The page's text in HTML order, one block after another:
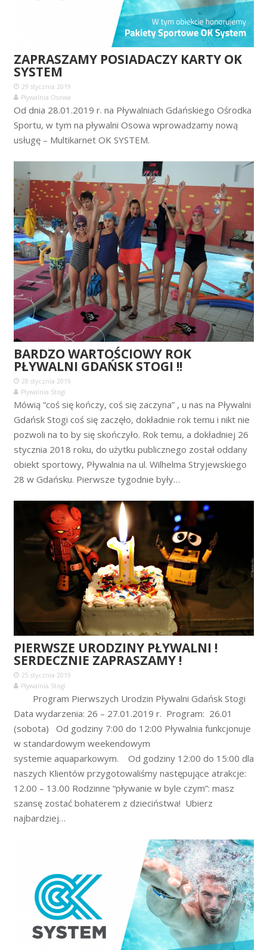
ZAPRASZAMY POSIADACZY KARTY OK
SYSTEM
29 stycznia 2019
Pływalnia Osowa
Od dnia 28.01.2019 r. na Pływalniach Gdańskiego Ośrodka
Sportu, w tym na pływalni Osowa wprowadzamy nową
usługę – Multikarnet OK SYSTEM.
BARDZO WARTOŚCIOWY ROK
PŁYWALNI GDAŃSK STOGI !!
28 stycznia 2019
Pływalnia Stogi
Mówią “coś się kończy, coś się zaczyna” , u nas na Pływalni
Gdańsk Stogi coś się zaczęło, dokładnie rok temu i nikt nie
pozwoli na to by się skończyło. Rok temu, a dokładniej 26
stycznia 2018 roku, do użytku publicznego został oddany
obiekt sportowy, Pływalnia na ul. Wilhelma Stryjewskiego
28 w Gdańsku. Pierwsze tygodnie były…
PIERWSZE URODZINY PŁYWALNI !
SERDECZNIE ZAPRASZAMY !
25 stycznia 2019
Pływalnia Stogi
Program Pierwszych Urodzin Pływalni Gdańsk Stogi
Data wydarzenia: 26 – 27.01.2019 r. Program: 26.01
(sobota) Od godziny 7:00 do 12:00 Pływalnia funkcjonuje
w standardowym weekendowym
systemie aquaparkowym. Od godziny 12:00 do 15:00 dla
naszych Klientów przygotowaliśmy następujące atrakcje:
12.00 – 13.00 Rodzinne “pływanie w byle czym”: masz
szansę zostać bohaterem z dzieciństwa! Ubierz
najbardziej…